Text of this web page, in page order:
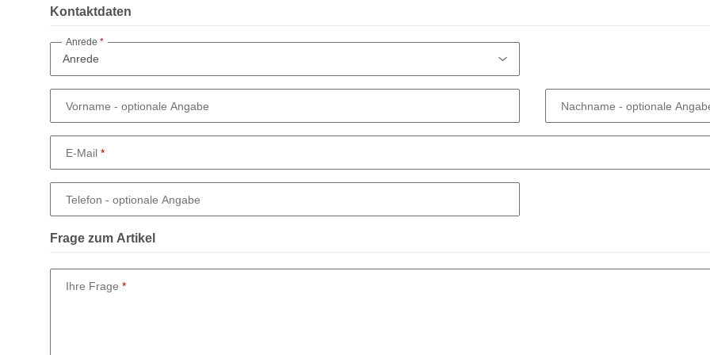
Kontaktdaten
Anrede
Vorname - optionale Angabe Nachname - optionale
E-Mail
Telefon - optionale Angabe
Frage zum Artikel
Ihre Frage